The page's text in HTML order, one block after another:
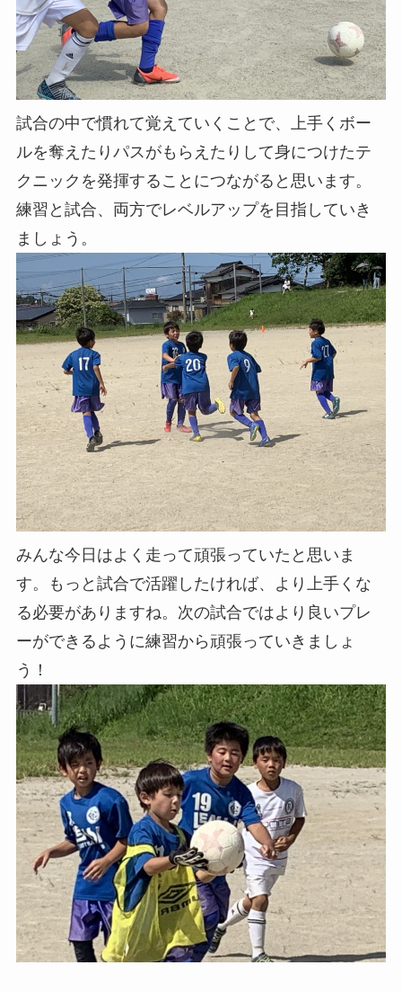
試合の中で慣れて覚えていくことで、上手くボー
ルを奪えたりパスがもらえたりして身につけたテ
クニックを発揮することにつながると思います。
練習と試合、両方でレベルアップを目指していき
ましょう。
みんな今日はよく走って頑張っていたと思いま
す。もっと試合で活躍したければ、より上手くな
る必要がありますね。次の試合ではより良いプレ
ーができるように練習から頑張っていきましょ
う！